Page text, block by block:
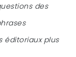
des
éditoriaux plus